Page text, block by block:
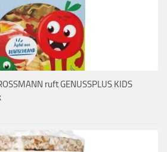
ruft GENUSSPLUS KIDS